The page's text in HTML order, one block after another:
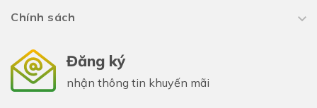
Chính sách
Đăng ký
nhận thông tin khuyến mãi